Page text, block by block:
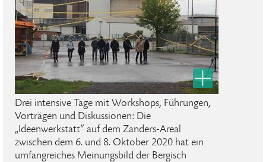
Drei intensive Tage mit Workshops, Führungen,
Vorträgen und Diskussionen: Die
„Ideenwerkstatt“ auf dem Zanders-Areal
zwischen dem 6. und 8. Oktober 2020 hat ein
umfangreiches Meinungsbild der Bergisch